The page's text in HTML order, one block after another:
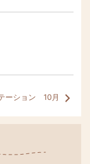
ーション 10月